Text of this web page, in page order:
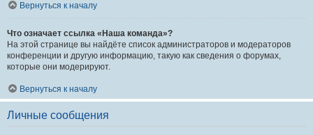
Вернуться к началу
Что означает ссылка «Наша команда»?
На этой странице вы найдёте список администраторов и модераторов
конференции и другую информацию, такую как сведения о форумах,
которые они модерируют.
Вернуться к началу
Личные сообщения